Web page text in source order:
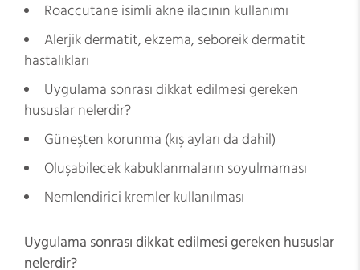
Roaccutane isimli akne ilacının kullanımı
Alerjik dermatit, ekzema, seboreik dermatit
hastalıkları
Uygulama sonrası dikkat edilmesi gereken
hususlar nelerdir?
Güneşten korunma (kış ayları da dahil)
Oluşabilecek kabuklanmaların soyulmaması
Nemlendirici kremler kullanılması
Uygulama sonrası dikkat edilmesi gereken hususlar
nelerdir?